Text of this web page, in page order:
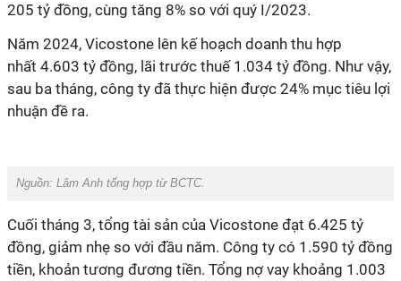
205 tỷ đồng, cùng tăng 8% so với quý I/2023.
Năm 2024, Vicostone lên kế hoạch doanh thu hợp
nhất 4.603 tỷ đồng, lãi trước thuế 1.034 tỷ đồng. Như vậy,
sau ba tháng, công ty đã thực hiện được 24% mục tiêu lợi
nhuận đề ra.
Nguồn: Lâm Anh tổng hợp từ BCTC.
Cuối tháng 3, tổng tài sản của Vicostone đạt 6.425 tỷ
đồng, giảm nhẹ so với đầu năm. Công ty có 1.590 tỷ đồng
tiền, khoản tương đương tiền. Tổng nợ vay khoảng 1.003